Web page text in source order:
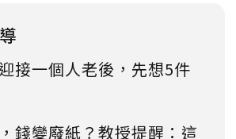
接一個人老後，先想5件
錢變廢紙？教授提醒：這